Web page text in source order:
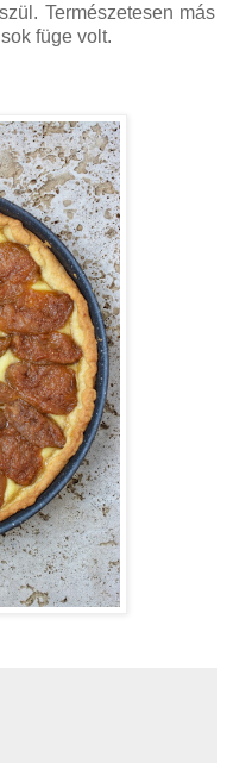
Természetesen más
füge volt.